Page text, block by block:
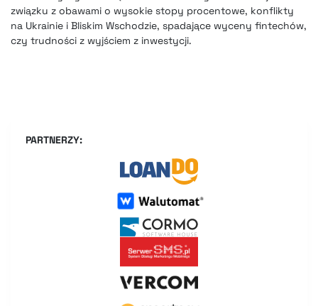
związku z obawami o wysokie stopy procentowe, konflikty
na Ukrainie i Bliskim Wschodzie, spadające wyceny fintechów,
czy trudności z wyjściem z inwestycji.
PARTNERZY: